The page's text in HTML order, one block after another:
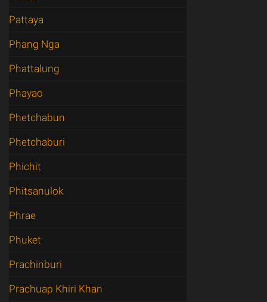
Pattaya
Phang Nga
Phattalung
Phayao
Phetchabun
Phetchaburi
Phichit
Phitsanulok
Phrae
Phuket
Prachinburi
Prachuap Khiri Khan